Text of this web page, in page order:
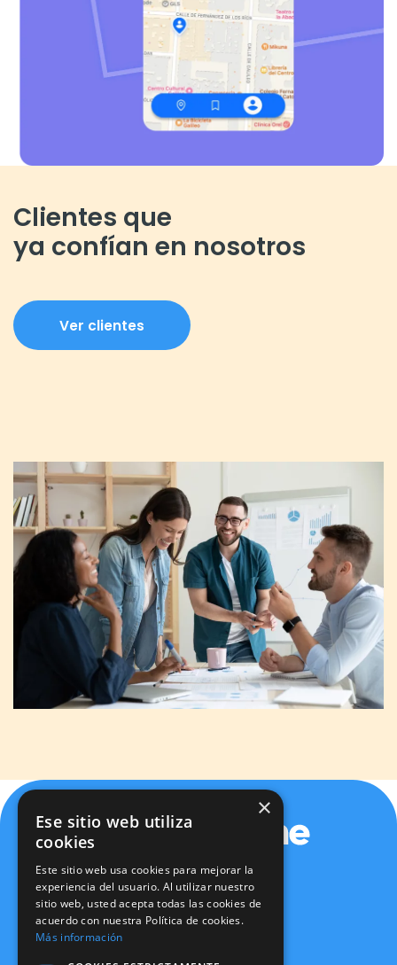
Clientes que
ya confían en nosotros
Ver clientes
Política de privacidad
×
Ese sitio web utiliza
cookies
Este sitio web usa cookies para mejorar la
experiencia del usuario. Al utilizar nuestro
sitio web, usted acepta todas las cookies de
acuerdo con nuestra Política de cookies.
Más información